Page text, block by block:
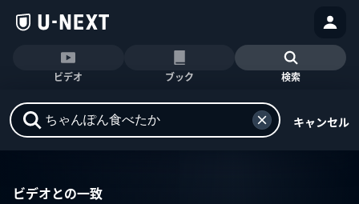
ビデオ ブック 検索
キャンセル
ビデオとの一致